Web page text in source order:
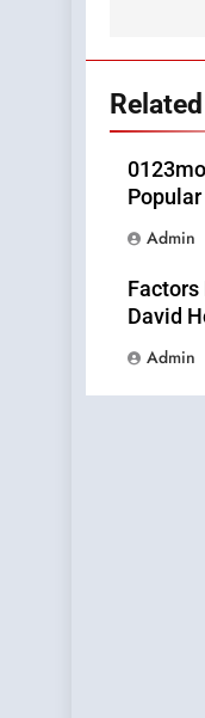
Admin
David
Admin